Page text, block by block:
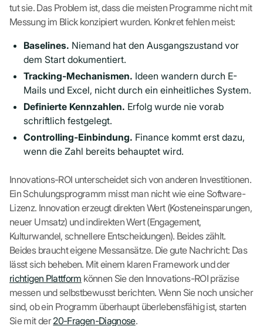
tut sie. Das Problem ist, dass die meisten Programme nicht mit
Messung im Blick konzipiert wurden. Konkret fehlen meist:
Baselines. Niemand hat den Ausgangszustand vor
dem Start dokumentiert.
Tracking-Mechanismen. Ideen wandern durch E-
Mails und Excel, nicht durch ein einheitliches System.
Definierte Kennzahlen. Erfolg wurde nie vorab
schriftlich festgelegt.
Controlling-Einbindung. Finance kommt erst dazu,
wenn die Zahl bereits behauptet wird.
Innovations-ROI unterscheidet sich von anderen Investitionen.
Ein Schulungsprogramm misst man nicht wie eine Software-
Lizenz. Innovation erzeugt direkten Wert (Kosteneinsparungen,
neuer Umsatz) und indirekten Wert (Engagement,
Kulturwandel, schnellere Entscheidungen). Beides zählt.
Beides braucht eigene Messansätze. Die gute Nachricht: Das
lässt sich beheben. Mit einem klaren Framework und der
richtigen Plattform können Sie den Innovations-ROI präzise
messen und selbstbewusst berichten. Wenn Sie noch unsicher
sind, ob ein Programm überhaupt überlebensfähig ist, starten
Sie mit der20-Fragen-Diagnose.